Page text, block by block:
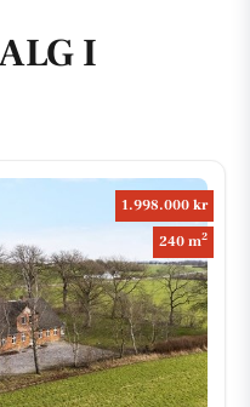
I
1.998.000 kr
240 m2